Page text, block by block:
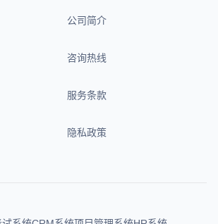
公司简介
咨询热线
服务条款
隐私政策